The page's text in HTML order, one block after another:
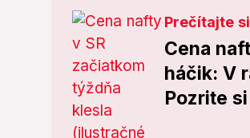
Prečítajte
Cena
háčik: V
Pozrite